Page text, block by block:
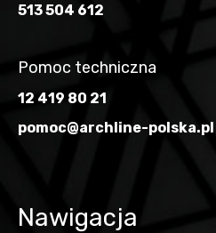
513 504 612
Pomoc techniczna
12 419 80 21
pomoc@archline-polska.pl
Nawigacja